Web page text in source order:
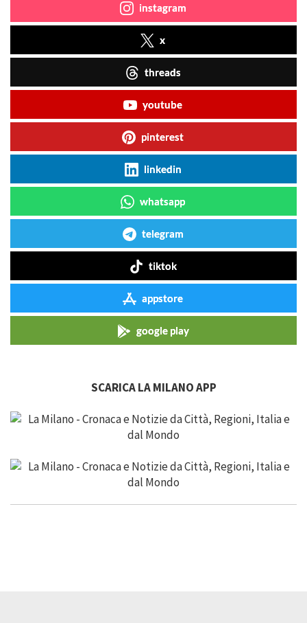
instagram
x
threads
youtube
pinterest
linkedin
whatsapp
telegram
tiktok
appstore
google play
SCARICA LA MILANO APP